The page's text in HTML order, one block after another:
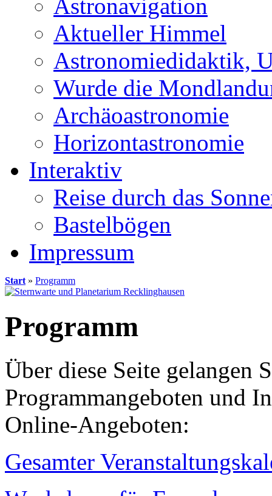
Astronavigation
Aktueller Himmel
Astronomiedidaktik,
Wurde die
Archäoastronomie
Horizontastronomie
Interaktiv
Reise durch das
Bastelbögen
Impressum
Start » Programm
Programm
Über diese Seite gelangen
Programmangeboten und
Online-Angeboten:
Gesamter